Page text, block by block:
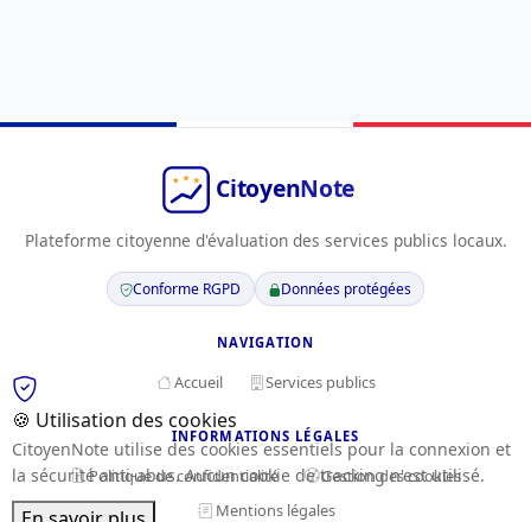
Plateforme citoyenne d'évaluation des services publics locaux.
Conforme RGPD Données protégées
NAVIGATION
Accueil Services publics
INFORMATIONS LÉGALES
Politique de confidentialité
Gestion des cookies
Mentions légales
🍪 Utilisation des cookies
CitoyenNote utilise des cookies essentiels pour la connexion et
la sécurité anti-abus. Aucun cookie de tracking n'est utilisé.